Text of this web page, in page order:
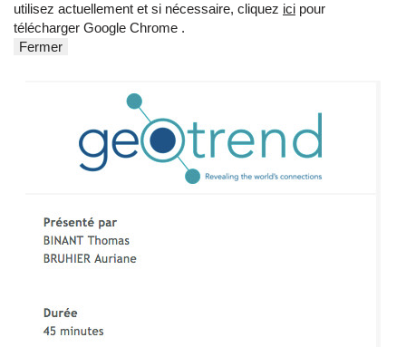
utilisez actuellement et si nécessaire, cliquez ici pour
télécharger Google Chrome .
Fermer